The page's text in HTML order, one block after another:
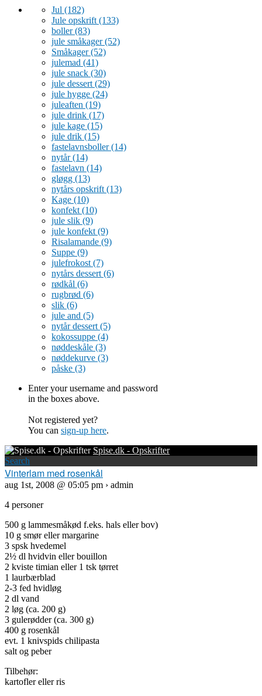
Jul (182)
Jule opskrift (133)
boller(83)
jule småkager(52)
Småkager(52)
julemad (41)
jule snack (30)
jule dessert (29)
jule hygge (24)
juleaften (19)
jule drink (17)
jule kage (15)
jule drik (15)
fastelavnsboller(14)
nytår(14)
fastelavn (14)
gløgg (13)
nytårs opskrift (13)
Kage (10)
konfekt (10)
jule slik (9)
jule konfekt (9)
Risalamande (9)
Suppe (9)
julefrokost (7)
nytårs dessert (6)
rødkål (6)
rugbrød (6)
slik (6)
jule and (5)
nytår dessert (5)
kokossuppe (4)
nøddeskåle (3)
nøddekurve (3)
påske (3)
Enter your username and password
in the boxes above.
Not registered yet?
You can sign-up here.
Spise.dk - Opskrifter
Search
Vinterlam med rosenkål
aug 1st, 2008 @ 05:05 pm › admin
4 personer
500 g lammesmåkød f.eks. hals eller bov)
10 g smør eller margarine
3 spsk hvedemel
2½ dl hvidvin eller bouillon
2 kviste timian eller 1 tsk tørret
1 laurbærblad
2-3 fed hvidløg
2 dl vand
2 løg (ca. 200 g)
3 gulerødder (ca. 300 g)
400 g rosenkål
evt. 1 knivspids chilipasta
salt og peber
Tilbehør:
kartofler eller ris